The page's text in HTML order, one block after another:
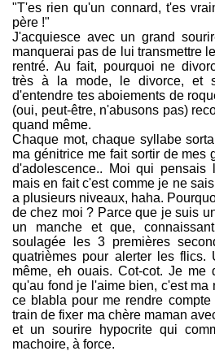
"T'es rien qu'un connard, t'es
père !"
J'acquiesce avec un grand
manquerai pas de lui transmettre
rentré. Au fait, pourquoi ne
très à la mode, le divorce, et
d'entendre tes aboiements de
(oui, peut-être, n'abusons pas)
quand même.
Chaque mot, chaque syllabe
ma génitrice me fait sortir de mes
d'adolescence.. Moi qui pensais
mais en fait c'est comme je ne
a plusieurs niveaux, haha.
de chez moi ? Parce que je suis
un manche et que,
soulagée les 3 premières
quatrièmes pour alerter les flics.
même, eh ouais. Cot-cot. Je me
qu'au fond je l'aime bien, c'est ma
ce blabla pour me rendre
train de fixer ma chère maman
et un sourire hypocrite qui
machoire, à force.